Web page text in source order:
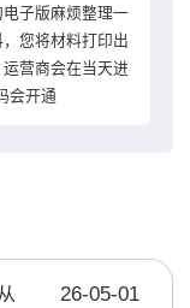
子版麻烦整理一
您将材料打印出
营商会在当天进
会开通
26-05-01